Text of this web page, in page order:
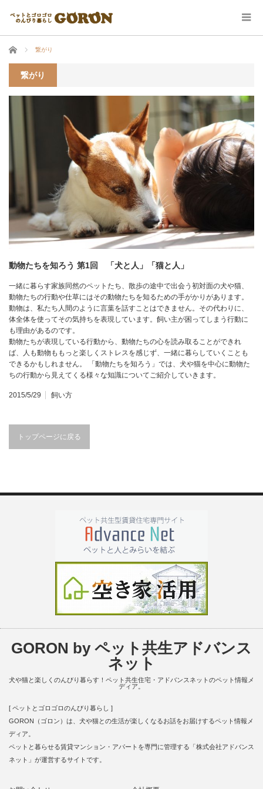
ホーム 繋がり
繋がり
動物たちを知ろう 第1回 「犬と人」「猫と人」
一緒に暮らす家族同然のペットたち、散歩の途中で出会う初対面の犬や猫、
動物たちの行動や仕草にはその動物たちを知るための手がかりがあります。
動物は、私たち人間のように言葉を話すことはできません。その代わりに、
体全体を使ってその気持ちを表現しています。飼い主が困ってしまう行動に
も理由があるのです。
動物たちが表現している行動から、動物たちの心を読み取ることができれ
ば、人も動物ももっと楽しくストレスを感じず、一緒に暮らしていくことも
できるかもしれません。 「動物たちを知ろう」では、犬や猫を中心に動物た
ちの行動から見えてくる様々な知識についてご紹介していきます。
2015/5/29 飼い方
トップページに戻る
GORON by ペット共生アドバンス
ネット
犬や猫と楽しくのんびり暮らす！ペット共生住宅・アドバンスネットのペット情報メ
ディア。
[ ペットとゴロゴロのんびり暮らし ]
GORON（ゴロン）は、犬や猫との生活が楽しくなるお話をお届けするペット情報メ
ディア。
ペットと暮らせる賃貸マンション・アパートを専門に管理する「株式会社アドバンス
ネット」が運営するサイトです。